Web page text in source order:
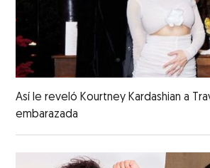
Así le reveló Kourtney Kardashian a
embarazada